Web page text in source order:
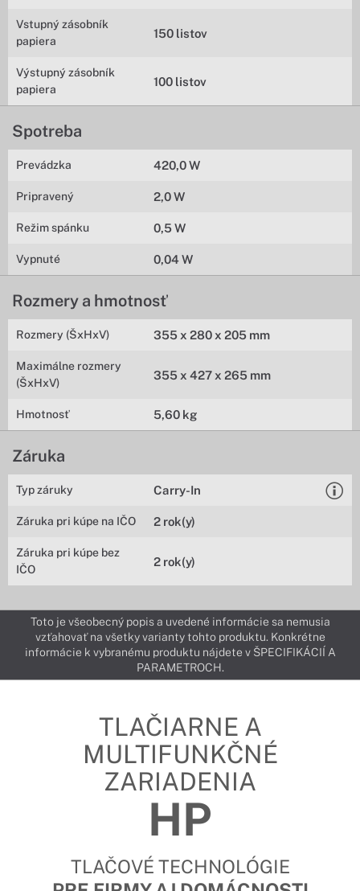
Vstupný zásobník
papiera
150 listov
Výstupný zásobník
papiera
100 listov
Spotreba
Prevádzka 420,0 W
Pripravený 2,0 W
Režim spánku 0,5 W
Vypnuté 0,04 W
Rozmery a hmotnosť
Rozmery (ŠxHxV) 355 x 280 x 205 mm
Maximálne rozmery
(ŠxHxV)
355 x 427 x 265 mm
Hmotnosť 5,60 kg
Záruka
Typ záruky Carry-In
Záruka pri kúpe na IČO 2 rok(y)
Záruka pri kúpe bez
IČO
2 rok(y)
Toto je všeobecný popis a uvedené informácie sa nemusia
vzťahovať na všetky varianty tohto produktu. Konkrétne
informácie k vybranému produktu nájdete v ŠPECIFIKÁCIÍ A
PARAMETROCH.
TLAČIARNE A
MULTIFUNKČNÉ
ZARIADENIA
HP
TLAČOVÉ TECHNOLÓGIE